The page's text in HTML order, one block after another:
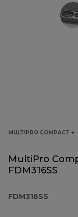
MULTIPRO COMPACT +
MultiPro
FDM316SS
FDM316SS